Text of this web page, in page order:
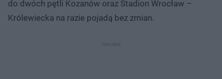
do dwóch pętli Kozanów oraz Stadion Wrocław –
Królewiecka na razie pojadą bez zmian.